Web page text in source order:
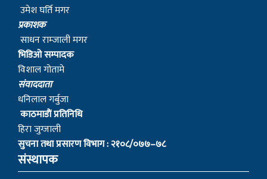
उमेश घर्ति मगर
प्रकाशक
साधन राम्जाली मगर
भिडिओ सम्पादक
विशाल गोतामे
स‌ंवाददाता
धनिलाल गर्बुजा
काठमाडाैं प्रतिनिधि
हिरा जुग्जाली
सुचना तथा प्रसारण विभाग : २१०८/०७७–७८
संस्थापक